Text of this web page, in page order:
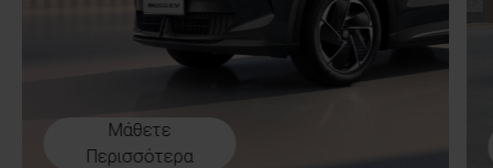
Μάθετε
Περισσότερα